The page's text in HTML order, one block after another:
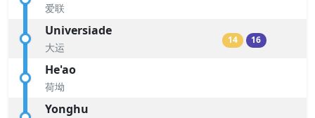
爱联
Universiade
大运
14 16
He'ao
荷坳
Yonghu